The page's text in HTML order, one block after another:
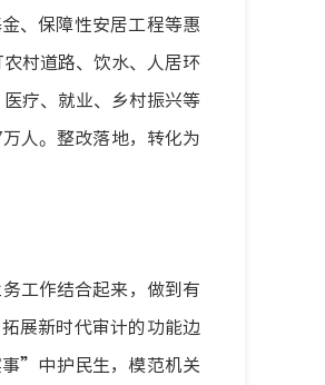
、保障性安居工程等惠
村道路、饮水、人居环
疗、就业、乡村振兴等
人。整改落地，转化为
工作结合起来，做到有
展新时代审计的功能边
”中护民生，模范机关